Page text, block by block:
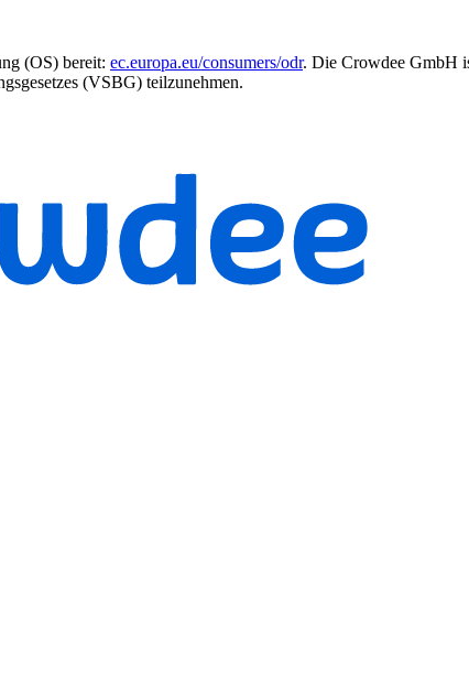
(OS) bereit: ec.europa.eu/consumers/odr. Die Crowdee GmbH
(VSBG) teilzunehmen.